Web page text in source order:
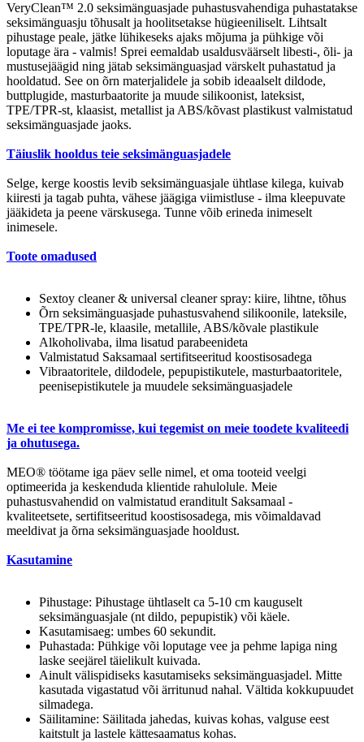
VeryClean™ 2.0 seksimänguasjade puhastusvahendiga puhastatakse
seksimänguasju tõhusalt ja hoolitsetakse hügieeniliselt. Lihtsalt
pihustage peale, jätke lühikeseks ajaks mõjuma ja pühkige või
loputage ära - valmis! Sprei eemaldab usaldusväärselt libesti-, õli- ja
mustusejäägid ning jätab seksimänguasjad värskelt puhastatud ja
hooldatud. See on õrn materjalidele ja sobib ideaalselt dildode,
buttplugide, masturbaatorite ja muude silikoonist, lateksist,
TPE/TPR-st, klaasist, metallist ja ABS/kõvast plastikust valmistatud
seksimänguasjade jaoks.
Täiuslik hooldus teie seksimänguasjadele
Selge, kerge koostis levib seksimänguasjale ühtlase kilega, kuivab
kiiresti ja tagab puhta, vähese jäägiga viimistluse - ilma kleepuvate
jääkideta ja peene värskusega. Tunne võib erineda inimeselt
inimesele.
Toote omadused
Sextoy cleaner & universal cleaner spray: kiire, lihtne, tõhus
Õrn seksimänguasjade puhastusvahend silikoonile, lateksile,
TPE/TPR-le, klaasile, metallile, ABS/kõvale plastikule
Alkoholivaba, ilma lisatud parabeenideta
Valmistatud Saksamaal sertifitseeritud koostisosadega
Vibraatoritele, dildodele, pepupistikutele, masturbaatoritele,
peenisepistikutele ja muudele seksimänguasjadele
Me ei tee kompromisse, kui tegemist on meie toodete kvaliteedi
ja ohutusega.
MEO® töötame iga päev selle nimel, et oma tooteid veelgi
optimeerida ja keskenduda klientide rahulolule. Meie
puhastusvahendid on valmistatud eranditult Saksamaal -
kvaliteetsete, sertifitseeritud koostisosadega, mis võimaldavad
meeldivat ja õrna seksimänguasjade hooldust.
Kasutamine
Pihustage: Pihustage ühtlaselt ca 5-10 cm kauguselt
seksimänguasjale (nt dildo, pepupistik) või käele.
Kasutamisaeg: umbes 60 sekundit.
Puhastada: Pühkige või loputage vee ja pehme lapiga ning
laske seejärel täielikult kuivada.
Ainult välispidiseks kasutamiseks seksimänguasjadel. Mitte
kasutada vigastatud või ärritunud nahal. Vältida kokkupuudet
silmadega.
Säilitamine: Säilitada jahedas, kuivas kohas, valguse eest
kaitstult ja lastele kättesaamatus kohas.